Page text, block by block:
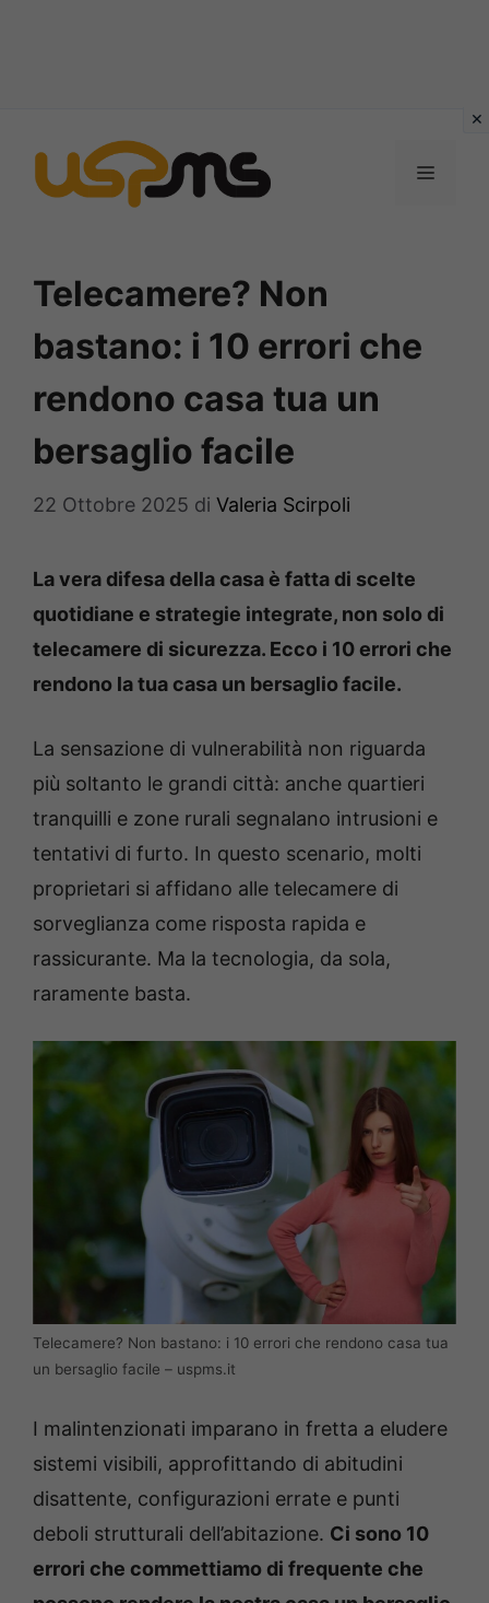
contenuto
MENU
Telecamere? Non
bastano: i 10 errori che
rendono casa tua un
bersaglio facile
22 Ottobre 2025 di Valeria Scirpoli
La vera difesa della casa è fatta di scelte
quotidiane e strategie integrate, non solo di
telecamere di sicurezza. Ecco i 10 errori che
rendono la tua casa un bersaglio facile.
La sensazione di vulnerabilità non riguarda
più soltanto le grandi città: anche quartieri
tranquilli e zone rurali segnalano intrusioni e
tentativi di furto. In questo scenario, molti
proprietari si affidano alle telecamere di
sorveglianza come risposta rapida e
rassicurante. Ma la tecnologia, da sola,
raramente basta.
Telecamere? Non bastano: i 10 errori che rendono casa tua
un bersaglio facile – uspms.it
I malintenzionati imparano in fretta a eludere
sistemi visibili, approfittando di abitudini
disattente, configurazioni errate e punti
deboli strutturali dell’abitazione. Ci sono 10
errori che commettiamo di frequente che